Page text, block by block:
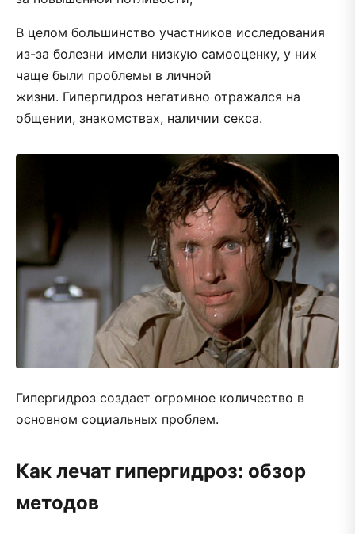
В целом большинство участников исследования
из-за болезни имели низкую самооценку, у них
чаще были проблемы в личной
жизни. Гипергидроз негативно отражался на
общении, знакомствах, наличии секса.
Гипергидроз создает огромное количество в
основном социальных проблем.
Как лечат гипергидроз: обзор
методов